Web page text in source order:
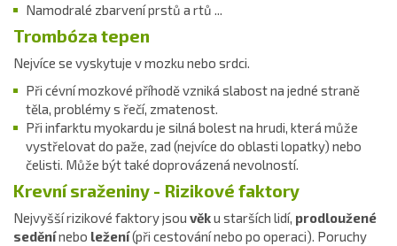
Namodralé zbarvení prstů a rtů ...
Trombóza tepen
Nejvíce se vyskytuje v mozku nebo srdci.
Při cévní mozkové příhodě vzniká slabost na jedné straně
těla, problémy s řečí, zmatenost.
Při infarktu myokardu je silná bolest na hrudi, která může
vystřelovat do paže, zad (nejvíce do oblasti lopatky) nebo
čelisti. Může být také doprovázená nevolností.
Krevní sraženiny - Rizikové faktory
Nejvyšší rizikové faktory jsou věku starších lidí, prodloužené
seděnínebo ležení(při cestování nebo po operaci). Poruchy